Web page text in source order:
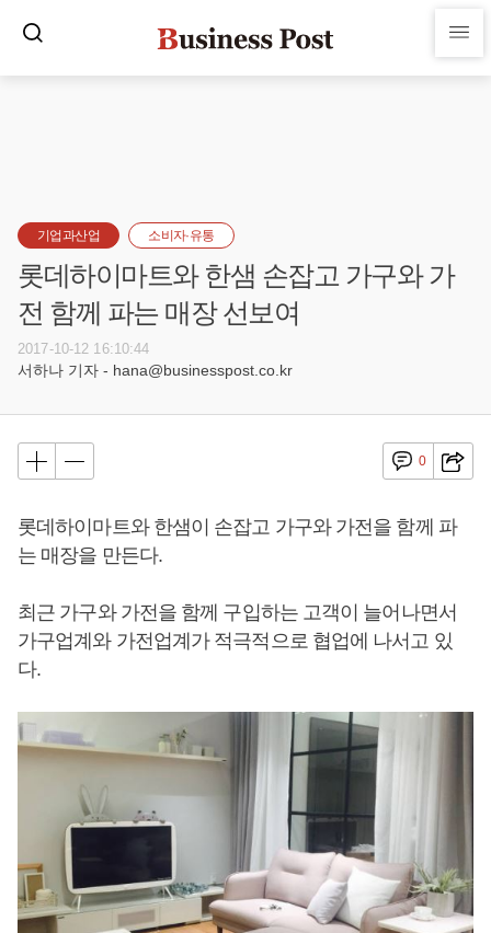
기업과산업 소비자·유통
롯데하이마트와 한샘 손잡고 가구와 가
전 함께 파는 매장 선보여
2017-10-12 16:10:44
서하나 기자 - hana@businesspost.co.kr
0
롯데하이마트와 한샘이 손잡고 가구와 가전을 함께 파
는 매장을 만든다.
최근 가구와 가전을 함께 구입하는 고객이 늘어나면서
가구업계와 가전업계가 적극적으로 협업에 나서고 있
다.